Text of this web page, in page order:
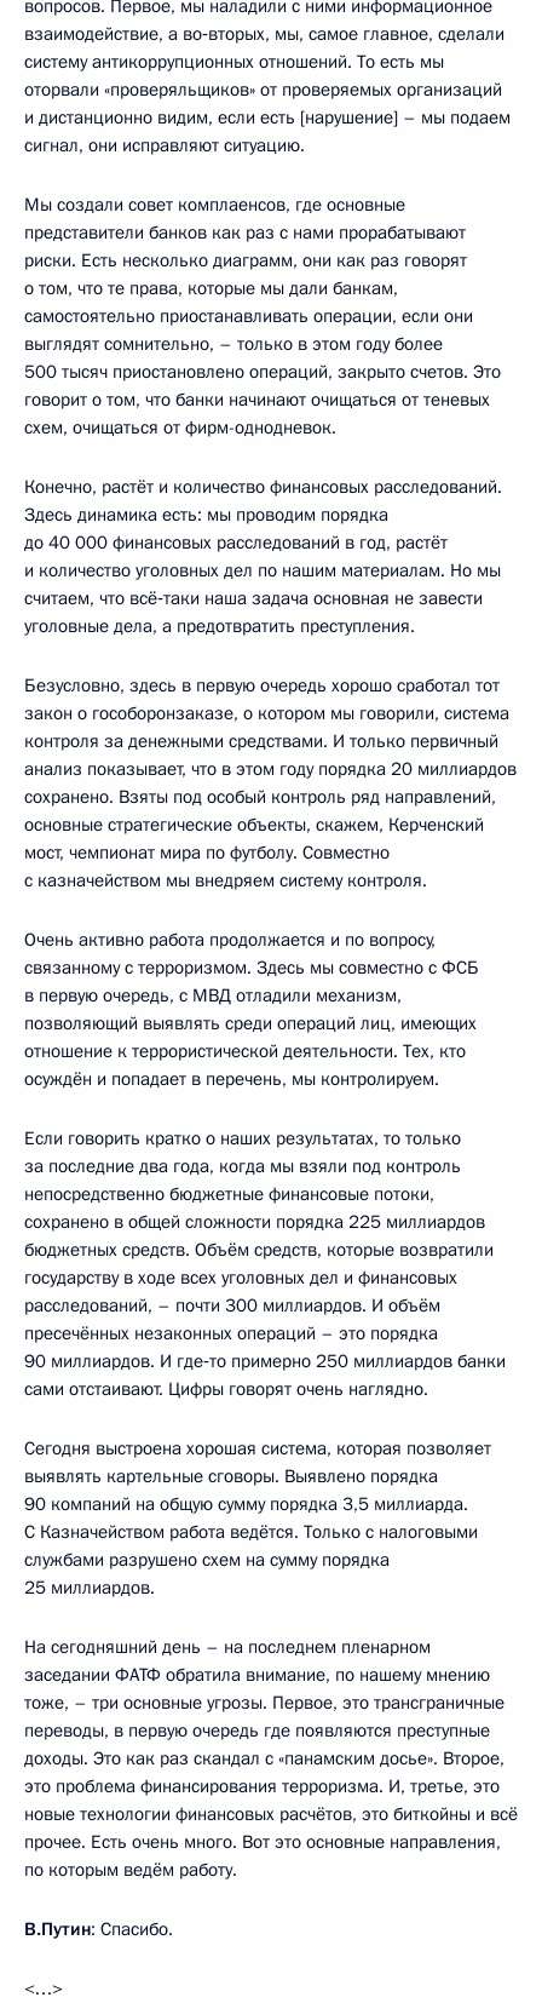
вопросов. Первое, мы наладили с ними информационное
взаимодействие, а во‑вторых, мы, самое главное, сделали
систему антикоррупционных отношений. То есть мы
оторвали «проверяльщиков» от проверяемых организаций
и дистанционно видим, если есть [нарушение] – мы подаем
сигнал, они исправляют ситуацию.
Мы создали совет комплаенсов, где основные
представители банков как раз с нами прорабатывают
риски. Есть несколько диаграмм, они как раз говорят
о том, что те права, которые мы дали банкам,
самостоятельно приостанавливать операции, если они
выглядят сомнительно, – только в этом году более
500 тысяч приостановлено операций, закрыто счетов. Это
говорит о том, что банки начинают очищаться от теневых
схем, очищаться от фирм-однодневок.
Конечно, растёт и количество финансовых расследований.
Здесь динамика есть: мы проводим порядка
до 40 000 финансовых расследований в год, растёт
и количество уголовных дел по нашим материалам. Но мы
считаем, что всё‑таки наша задача основная не завести
уголовные дела, а предотвратить преступления.
Безусловно, здесь в первую очередь хорошо сработал тот
закон о гособоронзаказе, о котором мы говорили, система
контроля за денежными средствами. И только первичный
анализ показывает, что в этом году порядка 20 миллиардов
сохранено. Взяты под особый контроль ряд направлений,
основные стратегические объекты, скажем, Керченский
мост, чемпионат мира по футболу. Совместно
с казначейством мы внедряем систему контроля.
Очень активно работа продолжается и по вопросу,
связанному с терроризмом. Здесь мы совместно с ФСБ
в первую очередь, с МВД отладили механизм,
позволяющий выявлять среди операций лиц, имеющих
отношение к террористической деятельности. Тех, кто
осуждён и попадает в перечень, мы контролируем.
Если говорить кратко о наших результатах, то только
за последние два года, когда мы взяли под контроль
непосредственно бюджетные финансовые потоки,
сохранено в общей сложности порядка 225 миллиардов
бюджетных средств. Объём средств, которые возвратили
государству в ходе всех уголовных дел и финансовых
расследований, – почти 300 миллиардов. И объём
пресечённых незаконных операций – это порядка
90 миллиардов. И где‑то примерно 250 миллиардов банки
сами отстаивают. Цифры говорят очень наглядно.
Сегодня выстроена хорошая система, которая позволяет
выявлять картельные сговоры. Выявлено порядка
90 компаний на общую сумму порядка 3,5 миллиарда.
С Казначейством работа ведётся. Только с налоговыми
службами разрушено схем на сумму порядка
25 миллиардов.
На сегодняшний день – на последнем пленарном
заседании ФАТФ обратила внимание, по нашему мнению
тоже, – три основные угрозы. Первое, это трансграничные
переводы, в первую очередь где появляются преступные
доходы. Это как раз скандал с «панамским досье». Второе,
это проблема финансирования терроризма. И, третье, это
новые технологии финансовых расчётов, это биткойны и всё
прочее. Есть очень много. Вот это основные направления,
по которым ведём работу.
В.Путин: Спасибо.
<…>